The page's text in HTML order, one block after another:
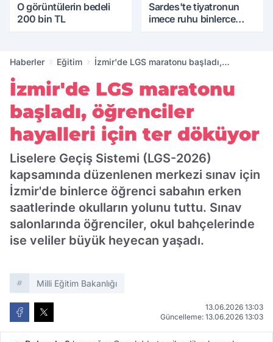
O görüntülerin bedeli
200 bin TL
Sardes'te tiyatronun
imece ruhu binlerce
Haberler Eğitim
İzmir'de LGS maratonu başladı,
İzmir'de LGS maratonu
başladı, öğrenciler
hayalleri için ter döküyor
Liselere Geçiş Sistemi (LGS-2026)
kapsamında düzenlenen merkezi sınav için
İzmir'de binlerce öğrenci sabahın erken
saatlerinde okulların yolunu tuttu. Sınav
salonlarında öğrenciler, okul bahçelerinde
ise veliler büyük heyecan yaşadı.
Milli Eğitim Bakanlığı
13.06.2026 13:03
Güncelleme: 13.06.2026 13:03